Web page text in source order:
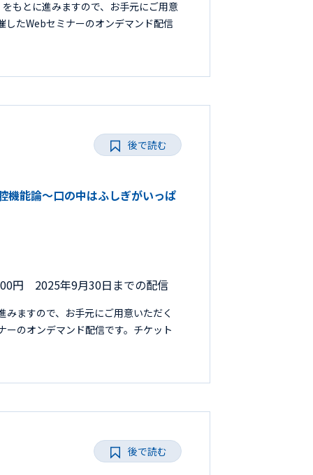
もとに進みますので、お手元にご用意
たWebセミナーのオンデマンド配信
能論～口の中はふしぎがいっぱ
円 2025年9月30日までの配信
ますので、お手元にご用意いただく
のオンデマンド配信です。チケット
後で読む
後で読む